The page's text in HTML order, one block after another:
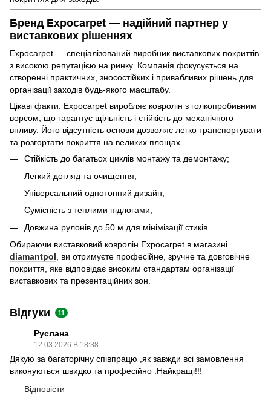
Бренд Expocarpet — надійний партнер у
виставкових рішеннях
Expocarpet — спеціалізований виробник виставкових покриттів
з високою репутацією на ринку. Компанія фокусується на
створенні практичних, зносостійких і привабливих рішень для
організації заходів будь-якого масштабу.
Цікаві факти: Expocarpet виробляє ковролін з голкопробивним
ворсом, що гарантує щільність і стійкість до механічного
впливу. Його відсутність основи дозволяє легко транспортувати
та розгортати покриття на великих площах.
Стійкість до багатьох циклів монтажу та демонтажу;
Легкий догляд та очищення;
Універсальний однотонний дизайн;
Сумісність з теплими підлогами;
Довжина рулонів до 50 м для мінімізації стиків.
Обираючи виставковий ковролін Expocarpet в магазині
diamantpol , ви отримуєте професійне, зручне та довговічне
покриття, яке відповідає високим стандартам організації
виставкових та презентаційних зон.
Відгуки 11
Руслана
12.03.2026 В 18:38
Дякую за багаторічну співпрацю ,як завжди всі замовлення
виконуються швидко та професійно .Найкращі!!!
Відповісти